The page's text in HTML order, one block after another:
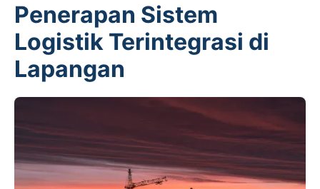
Penerapan Sistem
Logistik Terintegrasi di
Lapangan